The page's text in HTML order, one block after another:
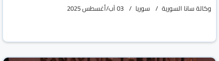
وكالة سانا السورية سوريا 03 آب/أغسطس 2025